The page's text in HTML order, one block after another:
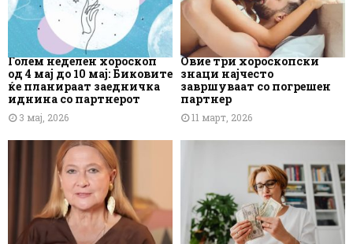
Голем неделен хороскоп
од 4 мај до 10 мај: Биковите
ќе планираат заедничка
иднина со партнерот
3 мај, 2026
Овие три хороскопски
знаци најчесто
завршуваат со погрешен
партнер
11 март, 2026